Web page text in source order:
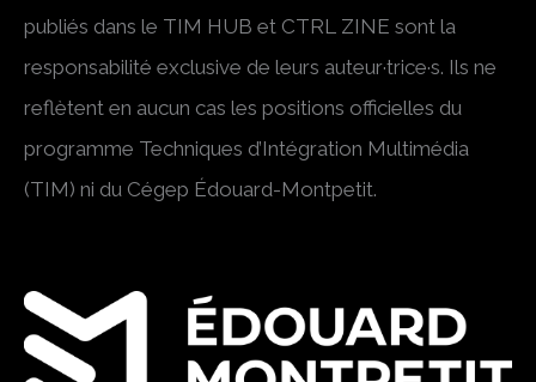
publiés dans le TIM HUB et CTRL ZINE sont la
responsabilité exclusive de leurs auteur·trice·s. Ils ne
reflètent en aucun cas les positions officielles du
programme Techniques d’Intégration Multimédia
(TIM) ni du Cégep Édouard-Montpetit.